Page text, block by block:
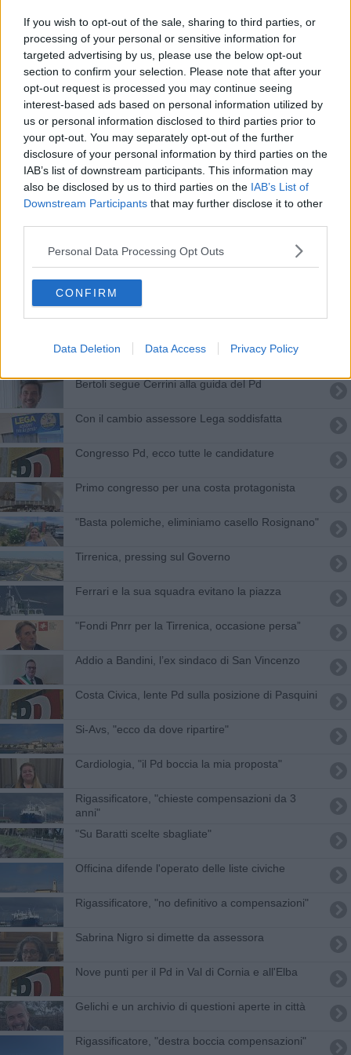
If you wish to opt-out of the sale, sharing to third parties, or
processing of your personal or sensitive information for
targeted advertising by us, please use the below opt-out
section to confirm your selection. Please note that after your
opt-out request is processed you may continue seeing
interest-based ads based on personal information utilized by
us or personal information disclosed to third parties prior to
your opt-out. You may separately opt-out of the further
disclosure of your personal information by third parties on the
IAB’s list of downstream participants. This information may
also be disclosed by us to third parties on the IAB’s List of
Downstream Participants that may further disclose it to other
Personal Data Processing Opt Outs
CONFIRM
Data Deletion Data Access Privacy Policy
"Attenzione Governo e impegno Ferrari efficaci"
"Prime risorse, bicchiere però mezzo vuoto"
Confronto aperto tra M5s e sindaca Ticciati
Rigassificatore, "Diritto stipulare compensazioni"
Rigassificatore resta a Piombino, no
compensazioni
Piero Nocchi nel Comitato di gestione portuale
Rete dei soccorsi, "118 smantellato in silenzio"
"Rimettere i bisogni al centro della politica"
Edilizia scolastica, "Piombino ancora indietro"
Bertoli segue Cerrini alla guida del Pd
Con il cambio assessore Lega soddisfatta
Congresso Pd, ecco tutte le candidature
Primo congresso per una costa protagonista
"Basta polemiche, eliminiamo casello Rosignano"
Tirrenica, pressing sul Governo
Ferrari e la sua squadra evitano la piazza
"Fondi Pnrr per la Tirrenica, occasione persa”
Addio a Bandini, l’ex sindaco di San Vincenzo
Costa Civica, lente Pd sulla posizione di Pasquini
Si-Avs, "ecco da dove ripartire"
Cardiologia, "il Pd boccia la mia proposta"
Rigassificatore, "chieste compensazioni da 3
anni"
"Su Baratti scelte sbagliate"
Officina difende l'operato delle liste civiche
Rigassificatore, "no definitivo a compensazioni"
Sabrina Nigro si dimette da assessora
Nove punti per il Pd in Val di Cornia e all'Elba
Gelichi e un archivio di questioni aperte in città
Rigassificatore, "destra boccia compensazioni"